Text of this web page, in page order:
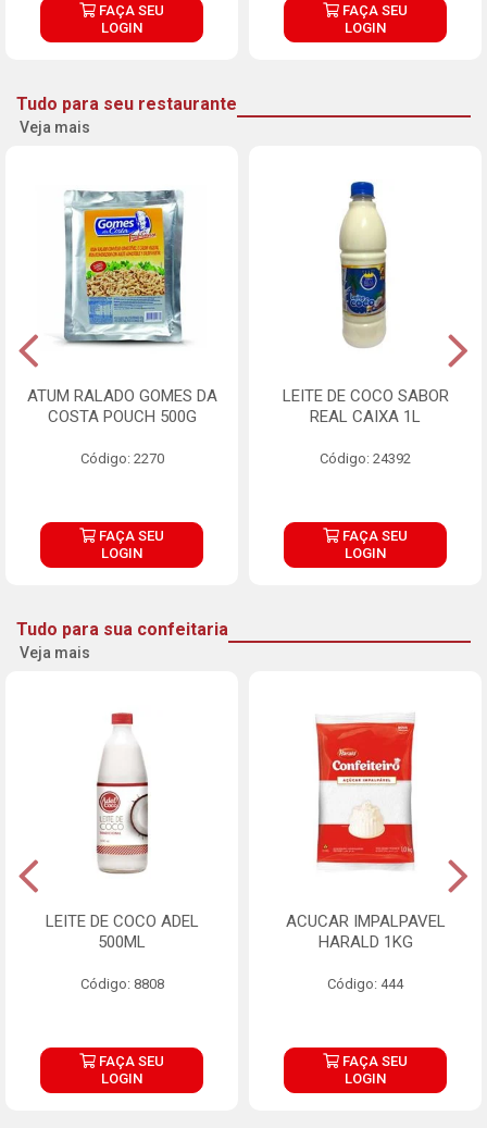
FAÇA SEU
LOGIN
FAÇA SEU
LOGIN
Tudo para seu restaurante
Veja mais
ATUM RALADO GOMES DA
COSTA POUCH 500G
Código: 2270
FAÇA SEU
LOGIN
LEITE DE COCO SABOR
REAL CAIXA 1L
Código: 24392
FAÇA SEU
LOGIN
Tudo para sua confeitaria
Veja mais
LEITE DE COCO ADEL
500ML
Código: 8808
FAÇA SEU
LOGIN
ACUCAR IMPALPAVEL
HARALD 1KG
Código: 444
FAÇA SEU
LOGIN